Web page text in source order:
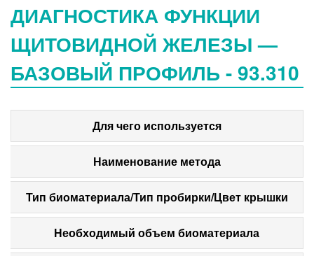
ДИАГНОСТИКА ФУНКЦИИ
ЩИТОВИДНОЙ ЖЕЛЕЗЫ —
БАЗОВЫЙ ПРОФИЛЬ - 93.310
Для чего используется
Наименование метода
Тип биоматериала/Тип пробирки/Цвет крышки
Необходимый объем биоматериала